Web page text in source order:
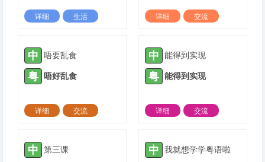
详细
生活
详细
交流
中 唔要乱食
粤 唔好乱食
详细
交流
中 能得到实现
粤 能得到实现
详细
交流
中 第三课 中 我就想学学粤语啦